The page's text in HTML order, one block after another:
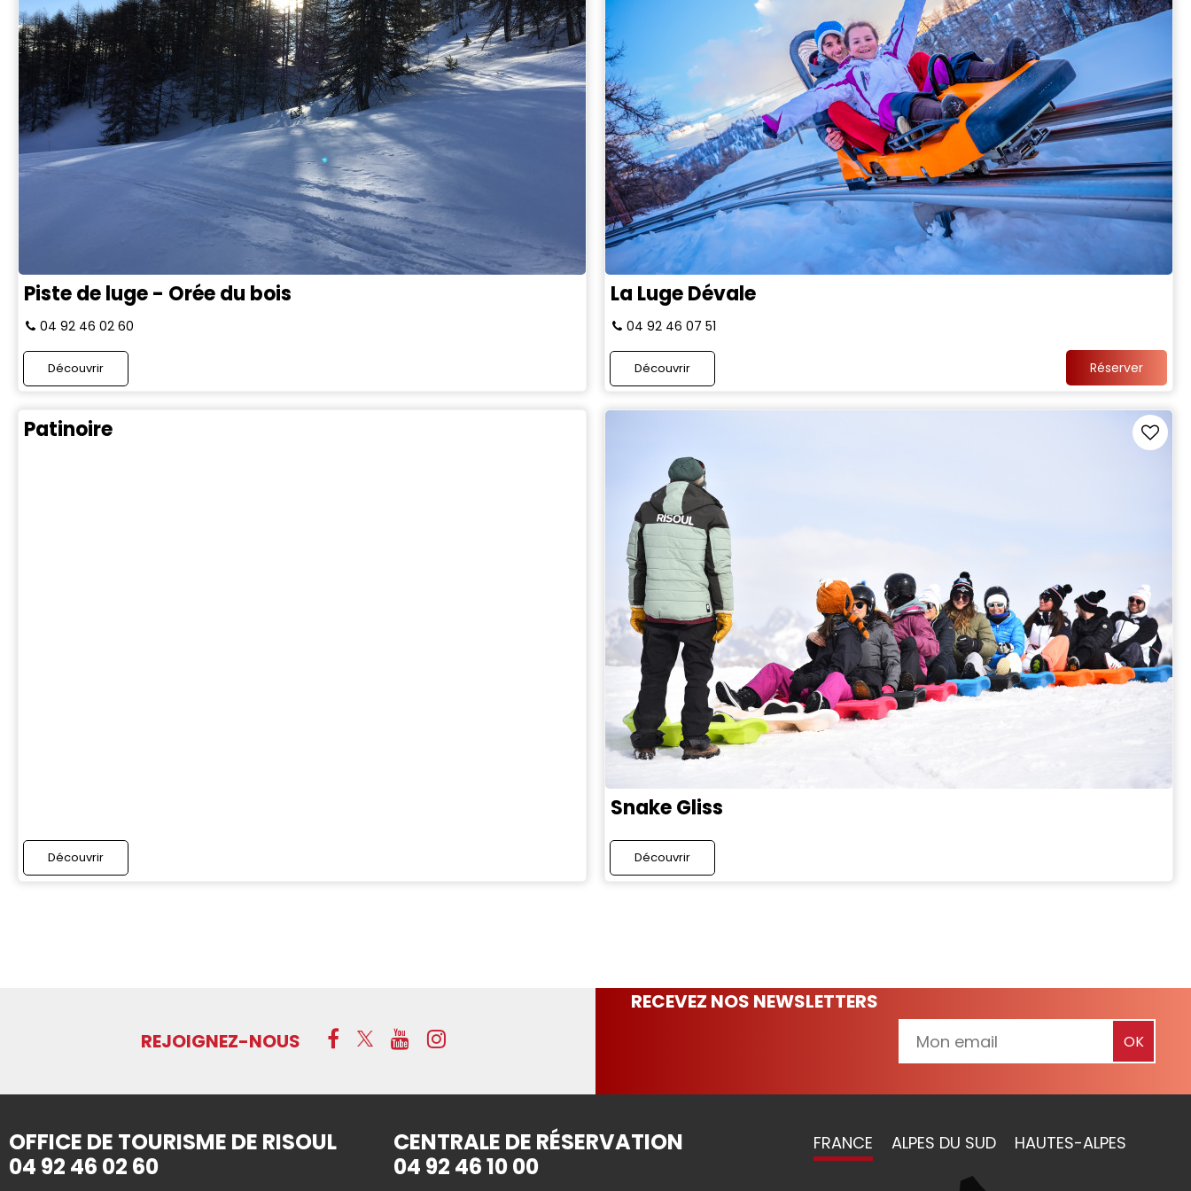
Piste de luge - Orée du bois
04 92 46 02 60
Découvrir
La Luge Dévale
04 92 46 07 51
Découvrir Réserver
Patinoire
Découvrir
Snake Gliss
Découvrir
REJOIGNEZ-NOUS
RECEVEZ NOS NEWSLETTERS
OFFICE DE TOURISME DE RISOUL
04 92 46 02 60
CENTRALE DE RÉSERVATION
04 92 46 10 00
FRANCE ALPES DU SUD HAUTES-ALPES